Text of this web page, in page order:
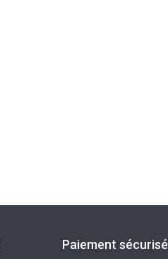
Paiement sécurisé